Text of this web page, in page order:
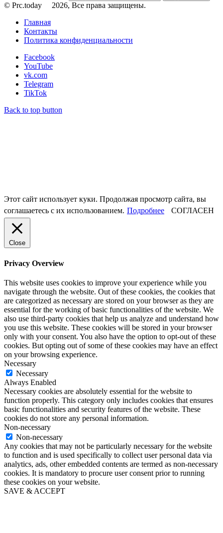
© Prc.today
2026, Все права защищены.
Главная
Контакты
Политика конфиденциальности
Facebook
YouTube
vk.com
Telegram
TikTok
Back to top button
Этот сайт использует куки. Продолжая просмотр сайта, вы
соглашаетесь с их использованием. Подробнее СОГЛАСЕН
Close
Privacy Overview
This website uses cookies to improve your experience while you
navigate through the website. Out of these cookies, the cookies that
are categorized as necessary are stored on your browser as they are
essential for the working of basic functionalities of the website. We
also use third-party cookies that help us analyze and understand how
you use this website. These cookies will be stored in your browser
only with your consent. You also have the option to opt-out of these
cookies. But opting out of some of these cookies may have an effect
on your browsing experience.
Necessary
Necessary
Always Enabled
Necessary cookies are absolutely essential for the website to
function properly. This category only includes cookies that ensures
basic functionalities and security features of the website. These
cookies do not store any personal information.
Non-necessary
Non-necessary
Any cookies that may not be particularly necessary for the website
to function and is used specifically to collect user personal data via
analytics, ads, other embedded contents are termed as non-necessary
cookies. It is mandatory to procure user consent prior to running
these cookies on your website.
SAVE & ACCEPT